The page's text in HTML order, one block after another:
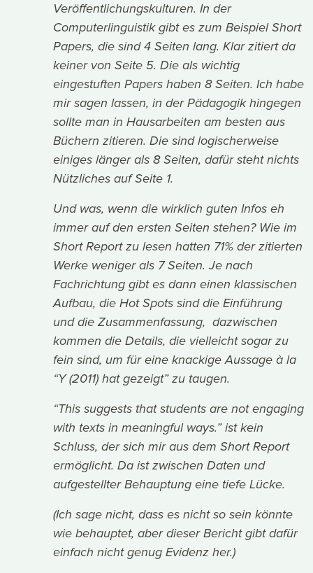
Veröffentlichungskulturen. In der
Computerlinguistik gibt es zum Beispiel Short
Papers, die sind 4 Seiten lang. Klar zitiert da
keiner von Seite 5. Die als wichtig
eingestuften Papers haben 8 Seiten. Ich habe
mir sagen lassen, in der Pädagogik hingegen
sollte man in Hausarbeiten am besten aus
Büchern zitieren. Die sind logischerweise
einiges länger als 8 Seiten, dafür steht nichts
Nützliches auf Seite 1.
Und was, wenn die wirklich guten Infos eh
immer auf den ersten Seiten stehen? Wie im
Short Report zu lesen hatten 71% der zitierten
Werke weniger als 7 Seiten. Je nach
Fachrichtung gibt es dann einen klassischen
Aufbau, die Hot Spots sind die Einführung
und die Zusammenfassung, dazwischen
kommen die Details, die vielleicht sogar zu
fein sind, um für eine knackige Aussage à la
“Y (2011) hat gezeigt” zu taugen.
“This suggests that students are not engaging
with texts in meaningful ways.” ist kein
Schluss, der sich mir aus dem Short Report
ermöglicht. Da ist zwischen Daten und
aufgestellter Behauptung eine tiefe Lücke.
(Ich sage nicht, dass es nicht so sein könnte
wie behauptet, aber dieser Bericht gibt dafür
einfach nicht genug Evidenz her.)